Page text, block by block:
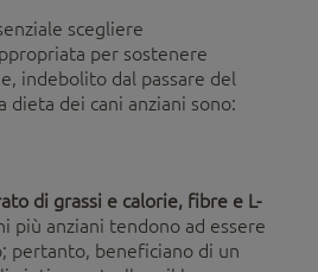
scegliere
per sostenere
indebolito dal passare del
dieta dei cani anziani sono:
di grassi e calorie, fibre e L-
più anziani tendono ad essere
pertanto, beneficiano di un